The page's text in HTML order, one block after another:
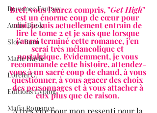
Romance Fantasy
Audio Book
Slow Burn
Marie Hayle
Lorelei C.
Editions Cyplog
Mafia Romance
Bref, vous l'aurez compris, "Get High"
est un énorme coup de cœur pour
moi, je suis actuellement entrain de
lire le tome 2 et je sais que lorsque
j'aurai terminé cette romance, j'en
serai très mélancolique et
nostalgique. Evidemment, je vous
recommande cette histoire, attendez-
vous à un sacré coup de chaud, à vous
questionner, à vous agacer des choix
des personnages et à vous attacher à
eux plus que de raison.